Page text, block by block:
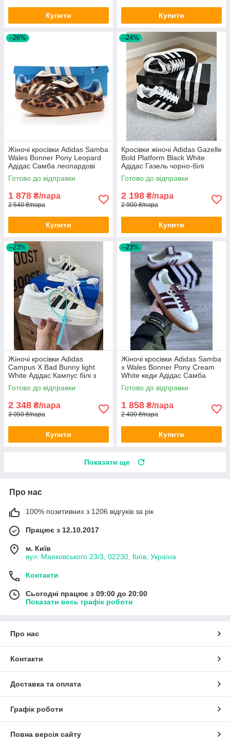
Купити Купити
–26%
Жіночі кросівки Adidas Samba
Wales Bonner Pony Leopard
Адідас Самба леопардові
тигрові кеди
Готово до відправки
1 878 ₴/пара
2 540 ₴/пара
Купити
–24%
Кросівки жіночі Adidas Gazelle
Bold Platform Black White
Адідас Газель чорно-білі
платформа висока підошва
замшеві
Готово до відправки
2 198 ₴/пара
2 900 ₴/пара
Купити
–23%
Жіночі кросівки Adidas
Campus X Bad Bunny light
White Адідас Кампус білі з
чорним замшеві
Готово до відправки
2 348 ₴/пара
3 050 ₴/пара
Купити
–23%
Жіночі кросівки Adidas Samba
x Wales Bonner Pony Cream
White кеди Адідас Самба
бежеві текстильні
Готово до відправки
1 858 ₴/пара
2 400 ₴/пара
Купити
Показати ще
Про нас
100% позитивних з 1206 відгуків за рік
Працює з 12.10.2017
м. Київ
вул. Маяковського 23/3, 02230, Київ, Україна
Контакти
Сьогодні працює з 09:00 до 20:00
Показати весь графік роботи
Про нас
Контакти
Доставка та оплата
Графік роботи
Повна версія сайту